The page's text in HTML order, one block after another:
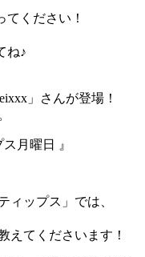
ください！
ね♪
」さんが登場！
月曜日 』
ィップス」では、
えてくださいます！